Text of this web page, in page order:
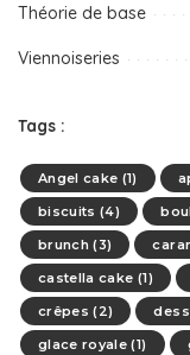
Théorie de base
Viennoiseries
Tags :
Angel cake (1)
biscuits (4)
brunch (3)
castella cake (1)
crêpes (2)
glace royale (1)